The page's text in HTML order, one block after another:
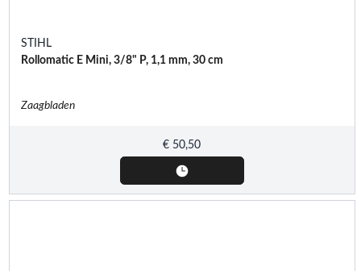
STIHL
Rollomatic E Mini, 3/8" P, 1,1 mm, 30 cm
Zaagbladen
€ 50,50